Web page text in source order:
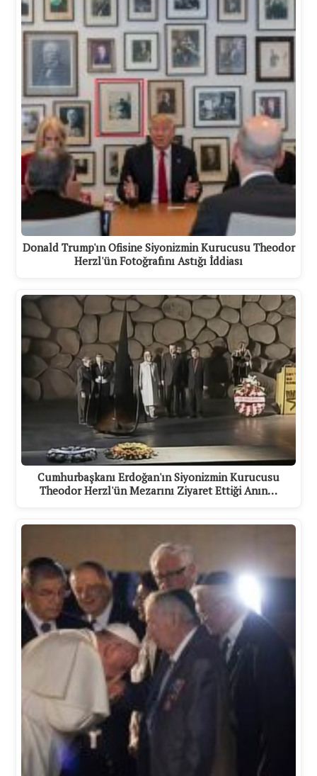
Donald Trump'ın Ofisine Siyonizmin Kurucusu Theodor
Herzl'ün Fotoğrafını Astığı İddiası
Cumhurbaşkanı Erdoğan'ın Siyonizmin Kurucusu
Theodor Herzl'ün Mezarını Ziyaret Ettiği Anın…